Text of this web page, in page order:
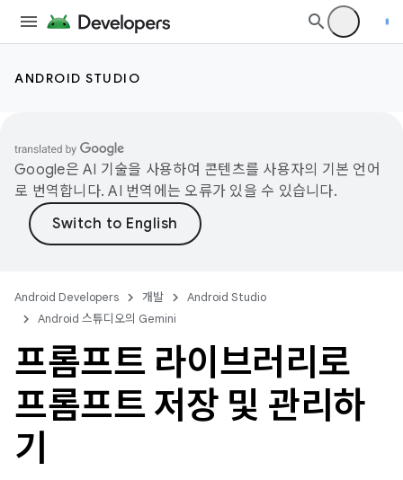
ANDROID STUDIO
Google은 AI 기술을 사용하여 콘텐츠를 사용자의 기본 언어
로 번역합니다. AI 번역에는 오류가 있을 수 있습니다.
Android Developers 개발
Android Studio
Android 스튜디오의 Gemini
프롬프트 라이브러리로
프롬프트 저장 및 관리하
기